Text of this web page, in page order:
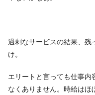
過剰なサービスの結果、
け。
エリートと言っても仕事
なくありません。時給は